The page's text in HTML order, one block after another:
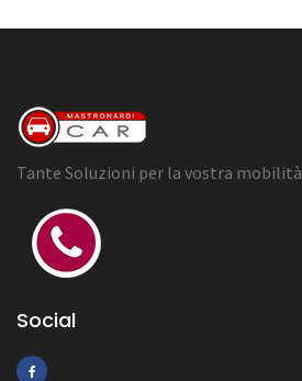
Tante Soluzioni per la vostra mobilità
Social